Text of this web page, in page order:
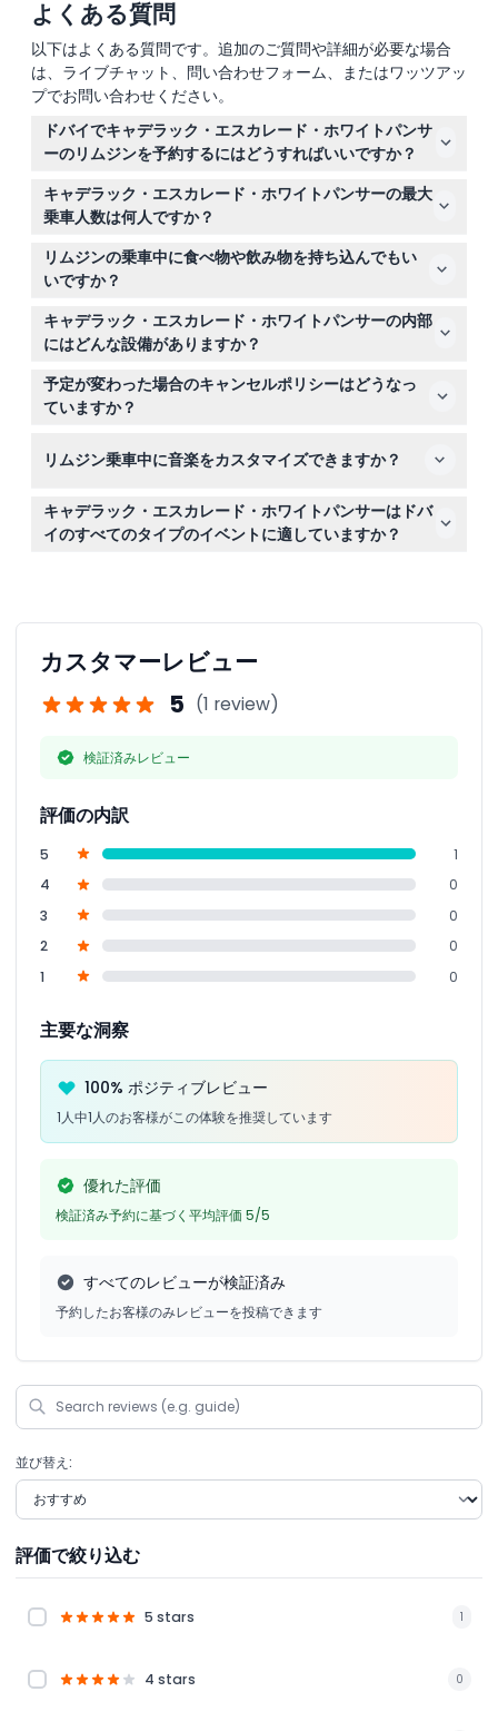
よくある質問
以下はよくある質問です。追加のご質問や詳細が必要な場合
は、ライブチャット、問い合わせフォーム、またはワッツアッ
プでお問い合わせください。
ドバイでキャデラック・エスカレード・ホワイトパンサ
ーのリムジンを予約するにはどうすればいいですか？
このウェブサイトからご希望の日付、時間を選択し、予約
時に空き状況を確認することで、簡単にキャデラック・エ
スカレード・ホワイトパンサーをオンライン予約できま
す。
キャデラック・エスカレード・ホワイトパンサーの最大
乗車人数は何人ですか？
この高級リムジンは最大21名まで快適に座れるため、グル
ープツアー、企業イベント、特別な祝賀会に最適です。
リムジンの乗車中に食べ物や飲み物を持ち込んでもい
いですか？
ソフトドリンクやスナックの持ち込みは歓迎ですが、アル
コール飲料の持ち込みは禁止されています。リムジンには
完全装備のリフレッシュメントバーと無料のミネラルウォ
ーターも用意されています。
キャデラック・エスカレード・ホワイトパンサーの内部
にはどんな設備がありますか？
リムジンにはプレミアムレザーシート、アンビエントLED
ライト、Bluetooth接続対応のサラウンドサウンドステレ
オ、空調、プライバシーパーティション、スモークガラ
ス、そしてスタイリッシュで快適な乗車を実現する双方向
インターフォンシステムが備わっています。
予定が変わった場合のキャンセルポリシーはどうなっ
ていますか？
迎料金は返金対象外です。24時間前までの変更は空き状
セルおよび無断キャンセルは全額請求されます。
リムジン乗車中に音楽をカスタマイズできますか？
はい！リムジンにはBluetoothとAUX接続が備わってお
り、お客様ご自身のデバイスを接続してお好きな音楽を簡
単に再生できます。
キャデラック・エスカレード・ホワイトパンサーはドバ
イのすべてのタイプのイベントに適していますか？
カスタマーレビュー
5 (1 review)
検証済みレビュー
評価の内訳
5
1
4
0
3
0
2
0
1
0
主要な洞察
100% ポジティブレビュー
1人中1人のお客様がこの体験を推奨しています
優れた評価
検証済み予約に基づく平均評価 5/5
すべてのレビューが検証済み
予約したお客様のみレビューを投稿できます
並び替え:
評価で絞り込む
5 stars 1
4 stars 0